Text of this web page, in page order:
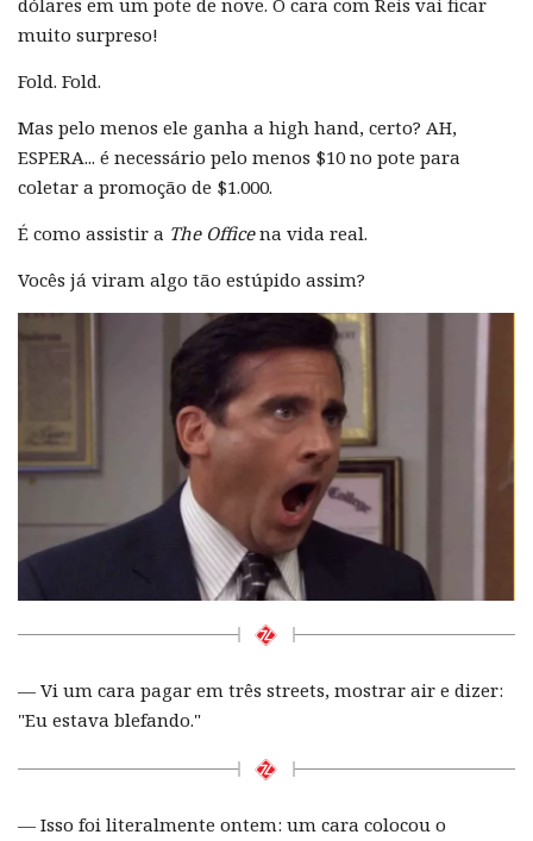
dólares em um pote de nove. O cara com Reis vai ficar
muito surpreso!
Fold. Fold.
Mas pelo menos ele ganha a high hand, certo? AH,
ESPERA... é necessário pelo menos $10 no pote para
coletar a promoção de $1.000.
É como assistir a The Officena vida real.
Vocês já viram algo tão estúpido assim?
— Vi um cara pagar em três streets, mostrar air e dizer:
"Eu estava blefando."
— Isso foi literalmente ontem: um cara colocou o